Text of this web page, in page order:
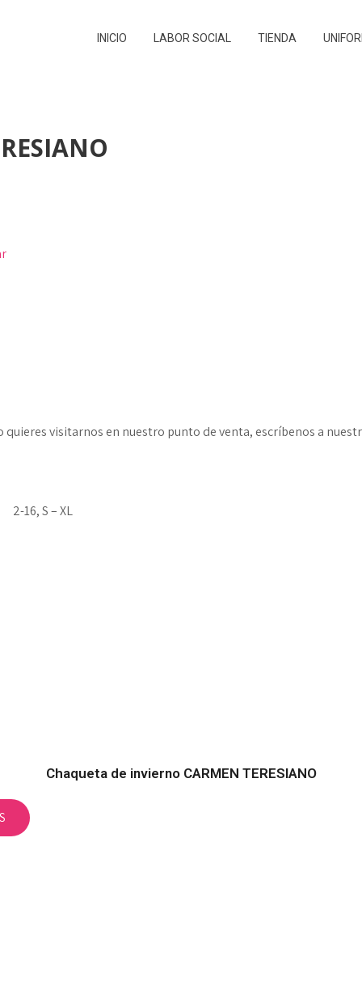
INICIO LABOR SOCIAL TIENDA
visitarnos en nuestro punto de venta, escríbenos a
2-16, S – XL
Chaqueta de invierno CARMEN TERESIANO